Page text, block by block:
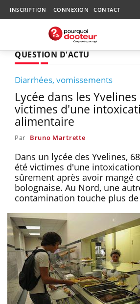
INSCRIPTION CONNEXION CONTACT
QUESTION D'ACTU
Diarrhées, vomissements
Lycée dans les
victimes d'une
alimentaire
Par Bruno Martrette
Dans un lycée des Yvelines,
été victimes d'une
sûrement après avoir mangé
bolognaise. Au Nord, une
contamination touche plus